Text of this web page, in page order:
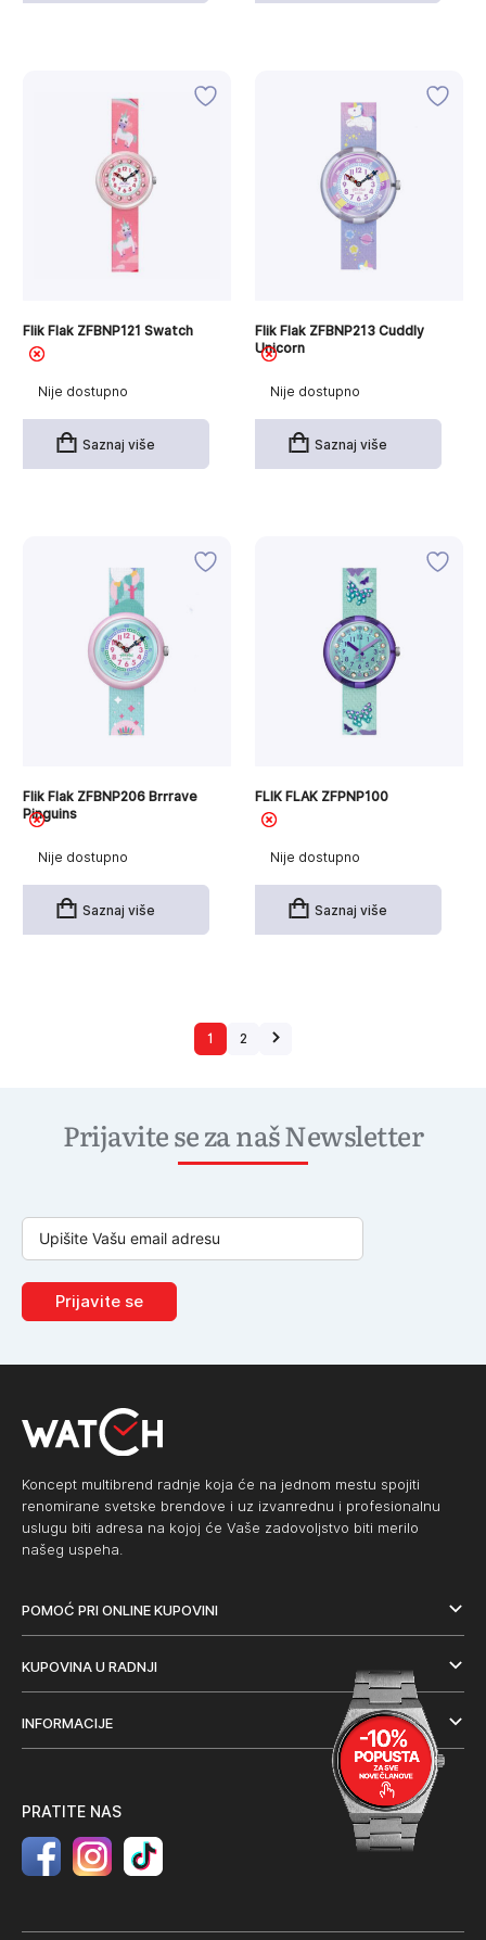
Nije dostupno
Flik Flak ZFBNP121 Swatch
Saznaj više
Nije dostupno
Flik Flak ZFBNP213 Cuddly
Unicorn
Saznaj više
Nije dostupno
Flik Flak ZFBNP206 Brrrave
Pinguins
Saznaj više
Nije dostupno
FLIK FLAK ZFPNP100
Saznaj više
1 2
Prijavite se za naš Newsletter
Prijavite se
Koncept multibrend radnje koja će na jednom mestu spojiti
renomirane svetske brendove i uz izvanrednu i profesionalnu
uslugu biti adresa na kojoj će Vaše zadovoljstvo biti merilo
našeg uspeha.
POMOĆ PRI ONLINE KUPOVINI
KUPOVINA U RADNJI
INFORMACIJE
PRATITE NAS